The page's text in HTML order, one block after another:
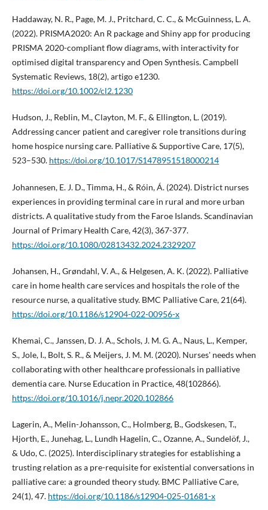
Haddaway, N. R., Page, M. J., Pritchard, C. C., & McGuinness, L. A.
(2022). PRISMA2020: An R package and Shiny app for producing
PRISMA 2020-compliant flow diagrams, with interactivity for
optimised digital transparency and Open Synthesis. Campbell
Systematic Reviews, 18(2), artigo e1230.
https://doi.org/10.1002/cl2.1230
Hudson, J., Reblin, M., Clayton, M. F., & Ellington, L. (2019).
Addressing cancer patient and caregiver role transitions during
home hospice nursing care. Palliative & Supportive Care, 17(5),
523–530. https://doi.org/10.1017/S1478951518000214
Johannesen, E. J. D., Timma, H., & Róin, Á. (2024). District nurses
experiences in providing terminal care in rural and more urban
districts. A qualitative study from the Faroe Islands. Scandinavian
Journal of Primary Health Care, 42(3), 367-377.
https://doi.org/10.1080/02813432.2024.2329207
Johansen, H., Grøndahl, V. A., & Helgesen, A. K. (2022). Palliative
care in home health care services and hospitals the role of the
resource nurse, a qualitative study. BMC Palliative Care, 21(64).
https://doi.org/10.1186/s12904-022-00956-x
Khemai, C., Janssen, D. J. A., Schols, J. M. G. A., Naus, L., Kemper,
S., Jole, I., Bolt, S. R., & Meijers, J. M. M. (2020). Nurses' needs when
collaborating with other healthcare professionals in palliative
dementia care. Nurse Education in Practice, 48(102866).
https://doi.org/10.1016/j.nepr.2020.102866
Lagerin, A., Melin-Johansson, C., Holmberg, B., Godskesen, T.,
Hjorth, E., Junehag, L., Lundh Hagelin, C., Ozanne, A., Sundelöf, J.,
& Udo, C. (2025). Interdisciplinary strategies for establishing a
trusting relation as a pre-requisite for existential conversations in
palliative care: a grounded theory study. BMC Palliative Care,
24(1), 47. https://doi.org/10.1186/s12904-025-01681-x